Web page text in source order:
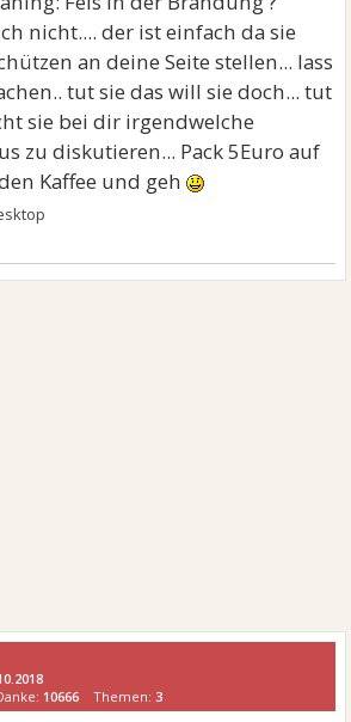
nicht.... der ist einfach da sie
an deine Seite stellen... lass
tut sie das will sie doch... tut
sie bei dir irgendwelche
zu diskutieren... Pack 5Euro auf
Kaffee und geh
10666 Themen:3